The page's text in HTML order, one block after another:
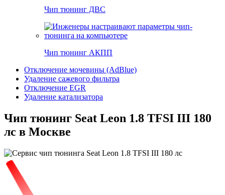
Чип тюнинг ДВС
Чип тюнинг АКПП
Отключение мочевины (AdBlue)
Удаление сажевого фильтра
Отключение EGR
Удаление катализатора
Чип тюнинг Seat Leon 1.8 TFSI III 180
лс в Москве